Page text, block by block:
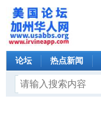
论坛 热点新闻